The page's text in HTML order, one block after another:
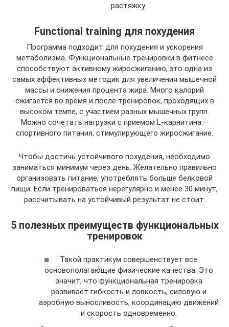
растяжку.
Functional training для похудения
Программа подходит для похудения и ускорения
метаболизма. Функциональные тренировки в фитнесе
способствуют активному жиросжиганию, это одна из
самых эффективных методик для увеличения мышечной
массы и снижения процента жира. Много калорий
сжигается во время и после тренировок, проходящих в
высоком темпе, с участием разных мышечных групп.
Можно сочетать нагрузки с приемом L-карнитина –
спортивного питания, стимулирующего жиросжигание.
Чтобы достичь устойчивого похудения, необходимо
заниматься минимум через день. Желательно правильно
организовать питание, употреблять больше белковой
пищи. Если тренироваться нерегулярно и менее 30 минут,
рассчитывать на устойчивый результат не стоит.
5 полезных преимуществ функциональных
тренировок
Такой практикум совершенствует все
основополагающие физические качества. Это
значит, что функциональная тренировка
развивает гибкость и ловкость, силовую и
аэробную выносливость, координацию движений
и скорость одновременно.